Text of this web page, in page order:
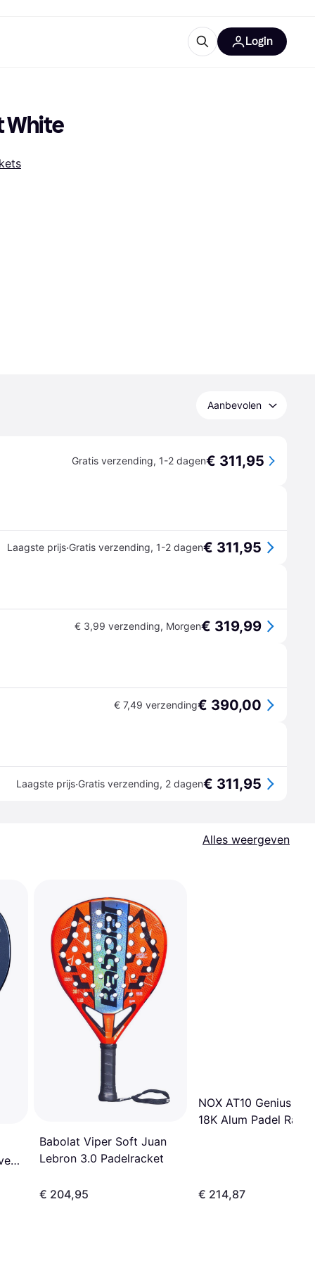
Login
White
Aanbevolen
Gratis verzending, 1-2 dagen€ 311,95
Laagste prijs·Gratis verzending, 1-2 dagen€ 311,95
€ 3,99 verzending, Morgen€ 319,99
€ 7,49 verzending€ 390,00
Laagste prijs·Gratis verzending, 2 dagen€ 311,95
Alles weergeven
Babolat Viper Soft Juan
Lebron 3.0 Padelracket
€ 204,95
NOX AT10 Genius
18K Alum Padel
€ 214,87